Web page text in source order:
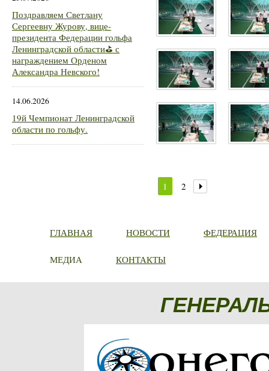
Поздравляем Светлану
Сергеевну Журову, вице-
президента Федерации гольфа
Ленинградской области⛳ с
награждением Орденом
Александра Невского!
14.06.2026
19й Чемпионат Ленинградской
области по гольфу.
1 2
ГЛАВНАЯ НОВОСТИ ФЕДЕРАЦИЯ
МЕДИА КОНТАКТЫ